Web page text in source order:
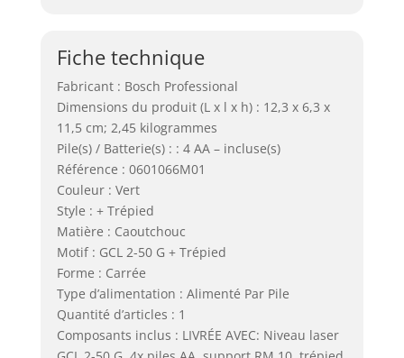
Fiche technique
Fabricant : Bosch Professional
Dimensions du produit (L x l x h) : 12,3 x 6,3 x
11,5 cm; 2,45 kilogrammes
Pile(s) / Batterie(s) : : 4 AA – incluse(s)
Référence : 0601066M01
Couleur : Vert
Style : + Trépied
Matière : Caoutchouc
Motif : GCL 2-50 G + Trépied
Forme : Carrée
Type d’alimentation : Alimenté Par Pile
Quantité d’articles : 1
Composants inclus : LIVRÉE AVEC: Niveau laser